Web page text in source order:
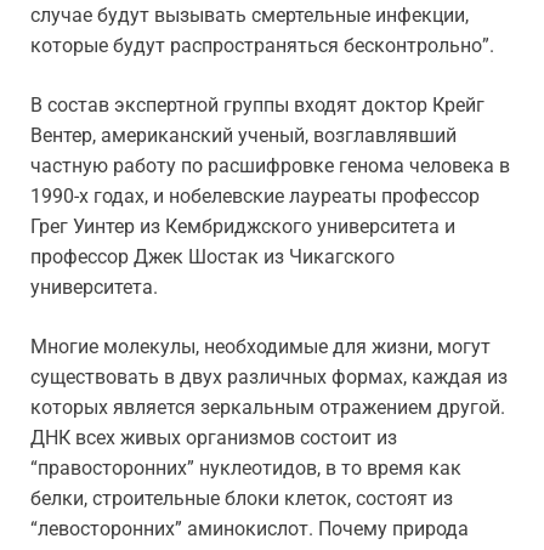
случае будут вызывать смертельные инфекции,
которые будут распространяться бесконтрольно”.
В состав экспертной группы входят доктор Крейг
Вентер, американский ученый, возглавлявший
частную работу по расшифровке генома человека в
1990-х годах, и нобелевские лауреаты профессор
Грег Уинтер из Кембриджского университета и
профессор Джек Шостак из Чикагского
университета.
Многие молекулы, необходимые для жизни, могут
существовать в двух различных формах, каждая из
которых является зеркальным отражением другой.
ДНК всех живых организмов состоит из
“правосторонних” нуклеотидов, в то время как
белки, строительные блоки клеток, состоят из
“левосторонних” аминокислот. Почему природа